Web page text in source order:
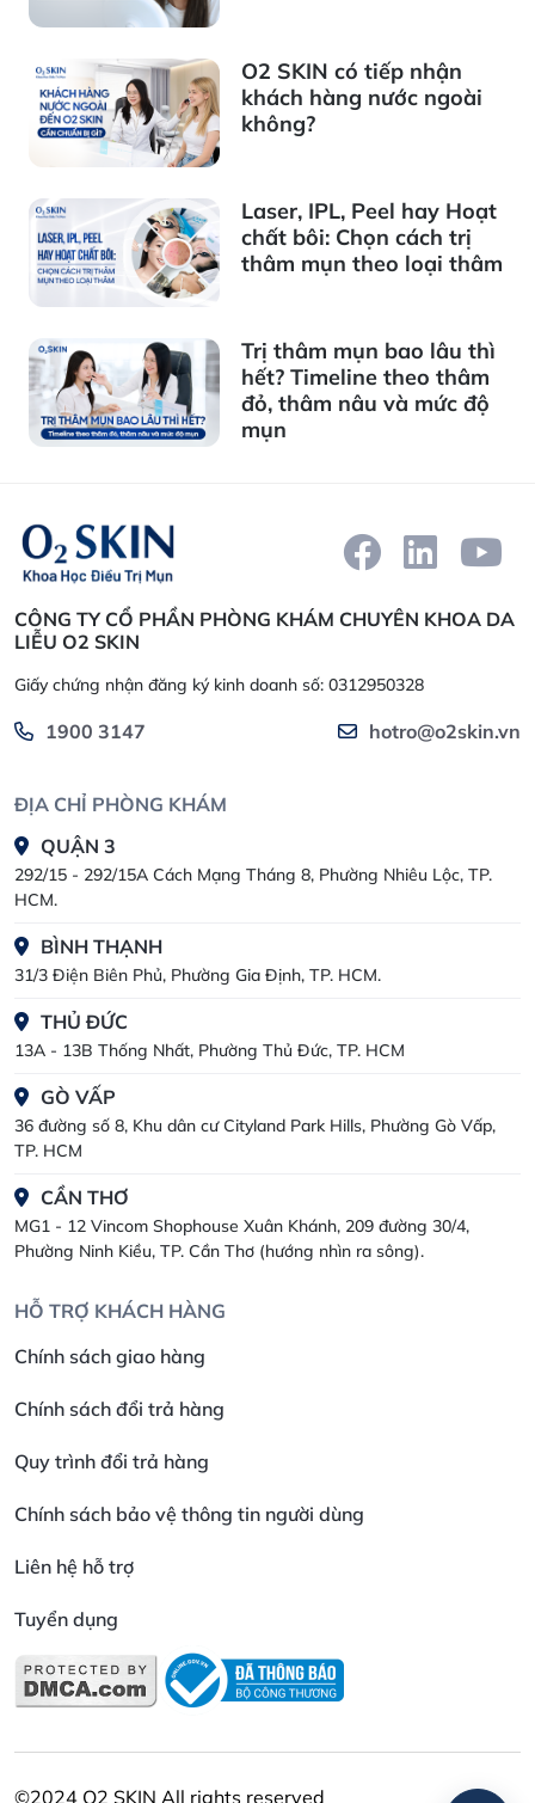
O2 SKIN có tiếp nhận
khách hàng nước ngoài
không?
Laser, IPL, Peel hay Hoạt
chất bôi: Chọn cách trị
thâm mụn theo loại thâm
Trị thâm mụn bao lâu thì
hết? Timeline theo thâm
đỏ, thâm nâu và mức độ
mụn
CÔNG TY CỔ PHẦN PHÒNG KHÁM CHUYÊN KHOA DA
LIỄU O2 SKIN
Giấy chứng nhận đăng ký kinh doanh số: 0312950328
1900 3147 hotro@o2skin.vn
ĐỊA CHỈ PHÒNG KHÁM
QUẬN 3
292/15 - 292/15A Cách Mạng Tháng 8, Phường Nhiêu Lộc, TP.
HCM.
BÌNH THẠNH
31/3 Điện Biên Phủ, Phường Gia Định, TP. HCM.
THỦ ĐỨC
13A - 13B Thống Nhất, Phường Thủ Đức, TP. HCM
GÒ VẤP
36 đường số 8, Khu dân cư Cityland Park Hills, Phường Gò Vấp,
TP. HCM
CẦN THƠ
MG1 - 12 Vincom Shophouse Xuân Khánh, 209 đường 30/4,
Phường Ninh Kiều, TP. Cần Thơ (hướng nhìn ra sông).
HỖ TRỢ KHÁCH HÀNG
Chính sách giao hàng
Chính sách đổi trả hàng
Quy trình đổi trả hàng
Chính sách bảo vệ thông tin người dùng
Liên hệ hỗ trợ
Tuyển dụng
©2024 O2 SKIN All rights reserved